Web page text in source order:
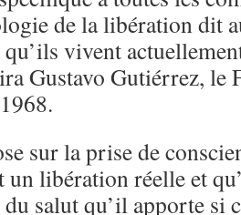
de la libération dit
vivent
Gustavo Gutiérrez, le
sur la prise de
un libération réelle et
salut qu’il apporte si